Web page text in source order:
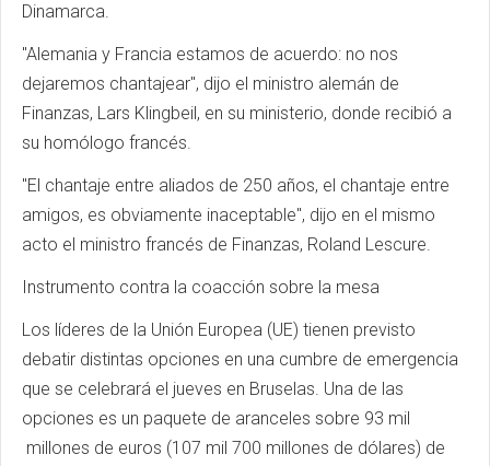
Dinamarca.
"Alemania y Francia estamos de acuerdo: no nos
dejaremos chantajear", dijo el ministro alemán de
Finanzas, Lars Klingbeil, en su ministerio, donde recibió a
su homólogo francés.
"El chantaje entre aliados de 250 años, el chantaje entre
amigos, es obviamente inaceptable", dijo en el mismo
acto el ministro francés de Finanzas, Roland Lescure.
Instrumento contra la coacción sobre la mesa
Los líderes de la Unión Europea (UE) tienen previsto
debatir distintas opciones en una cumbre de emergencia
que se celebrará el jueves en Bruselas. Una de las
opciones es un paquete de aranceles sobre 93 mil
millones de euros (107 mil 700 millones de dólares) de